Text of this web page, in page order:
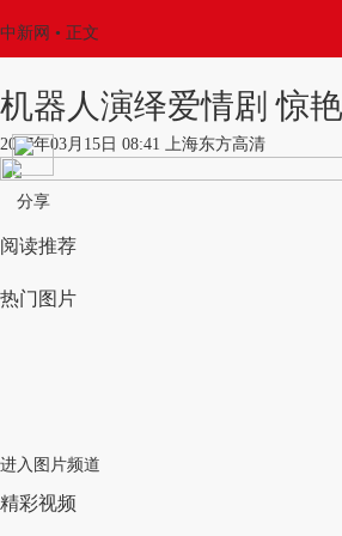
中新网 • 正文
机器人演绎爱情剧 惊
2017年03月15日 08:41 上海东方高清
分享
阅读推荐
热门图片
进入图片频道
精彩视频